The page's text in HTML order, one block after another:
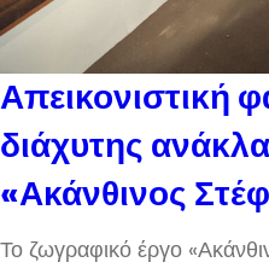
Απεικονιστική
διάχυτης
«Ακάνθινος
Το ζωγραφικό έργο